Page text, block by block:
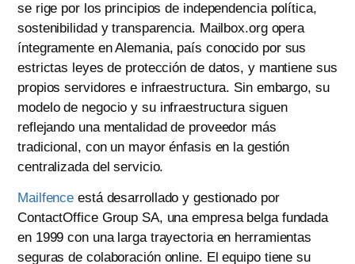
se rige por los principios de independencia política,
sostenibilidad y transparencia. Mailbox.org opera
íntegramente en Alemania, país conocido por sus
estrictas leyes de protección de datos, y mantiene sus
propios servidores e infraestructura. Sin embargo, su
modelo de negocio y su infraestructura siguen
reflejando una mentalidad de proveedor más
tradicional, con un mayor énfasis en la gestión
centralizada del servicio.
Mailfence está desarrollado y gestionado por
ContactOffice Group SA, una empresa belga fundada
en 1999 con una larga trayectoria en herramientas
seguras de colaboración online. El equipo tiene su